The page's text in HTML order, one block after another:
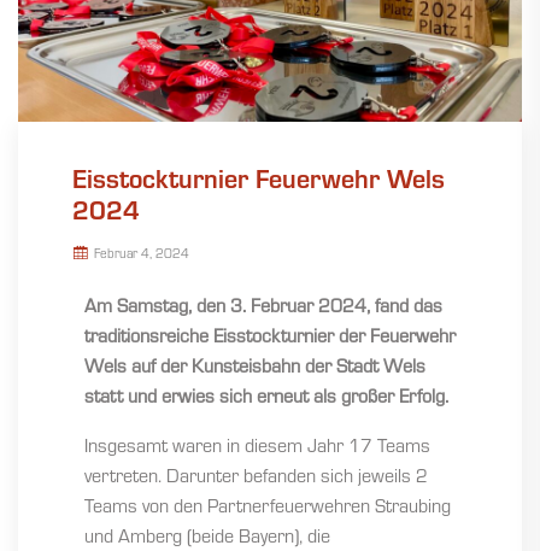
Eisstockturnier Feuerwehr Wels
2024
Februar 4, 2024
Am Samstag, den 3. Februar 2024, fand das
traditionsreiche Eisstockturnier der Feuerwehr
Wels auf der Kunsteisbahn der Stadt Wels
statt und erwies sich erneut als großer Erfolg.
Insgesamt waren in diesem Jahr 17 Teams
vertreten. Darunter befanden sich jeweils 2
Teams von den Partnerfeuerwehren Straubing
und Amberg (beide Bayern), die